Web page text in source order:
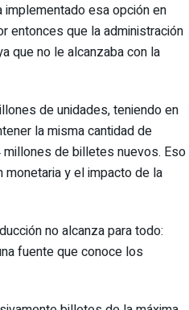
esa opción en
entonces que la administración
que no le alcanzaba con la
de unidades, teniendo en
la misma cantidad de
de billetes nuevos. Eso
y el impacto de la
no alcanza para todo:
fuente que conoce los